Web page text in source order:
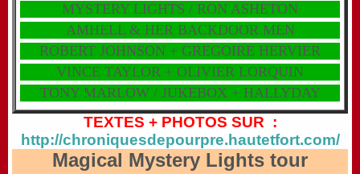
MYSTERY LIGHTS / RON ASHETON
AMHELL & HER BACKDOOR MEN
ROBERT JOHNSON + GREGOIRE HERVIER
VINCE TAYLOR + OLIVIER LORQUIN
TONY MARLOW / JUKEBOX + HALLYDAY
TEXTES + PHOTOS SUR :
http://chroniquesdepourpre.hautetfort.com/
Magical Mystery Lights tour